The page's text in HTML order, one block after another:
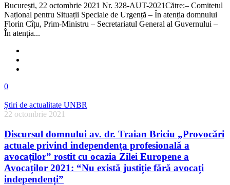
București, 22 octombrie 2021 Nr. 328-AUT-2021Către:– Comitetul
Național pentru Situații Speciale de Urgență – În atenția domnului
Florin Cîțu, Prim-Ministru – Secretariatul General al Guvernului –
În atenția...
0
Știri de actualitate UNBR
22 octombrie 2021
Discursul domnului av. dr. Traian Briciu „Provocări
actuale privind independența profesională a
avocaților” rostit cu ocazia Zilei Europene a
Avocaților 2021: “Nu există justiție fără avocați
independenți”